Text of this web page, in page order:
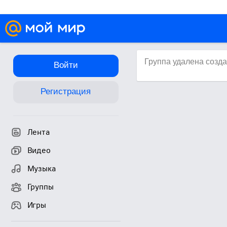
Войти
Регистрация
Лента
Видео
Музыка
Группы
Игры
Группа удалена